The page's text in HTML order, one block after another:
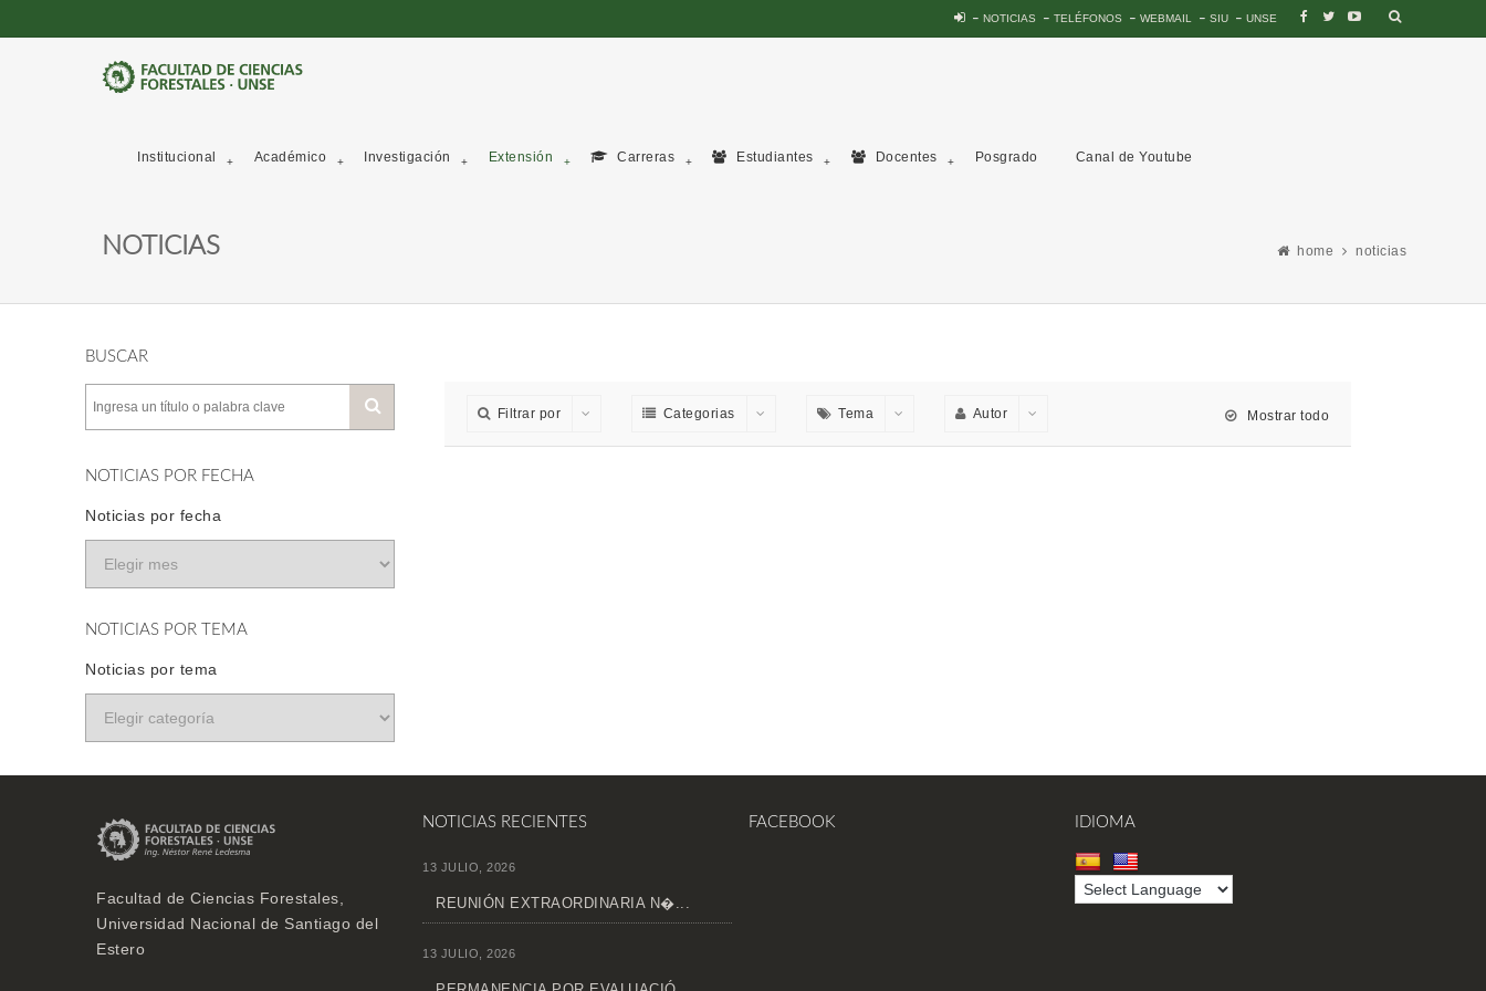
NOTICIAS TELÉFONOS WEBMAIL SIU UNSE
Institucional Académico Investigación Extensión Carreras Estudiantes Docentes Posgrado Canal de Youtube
NOTICIAS home noticias
BUSCAR
NOTICIAS POR FECHA
Noticias por fecha
NOTICIAS POR TEMA
Noticias por tema
Filtrar por Categorias Tema Autor Mostrar todo
Facultad de Ciencias Forestales,
Universidad Nacional de Santiago del
Estero
NOTICIAS RECIENTES
13 JULIO, 2026
REUNIÓN EXTRAORDINARIA N�...
13 JULIO, 2026
FACEBOOK IDIOMA